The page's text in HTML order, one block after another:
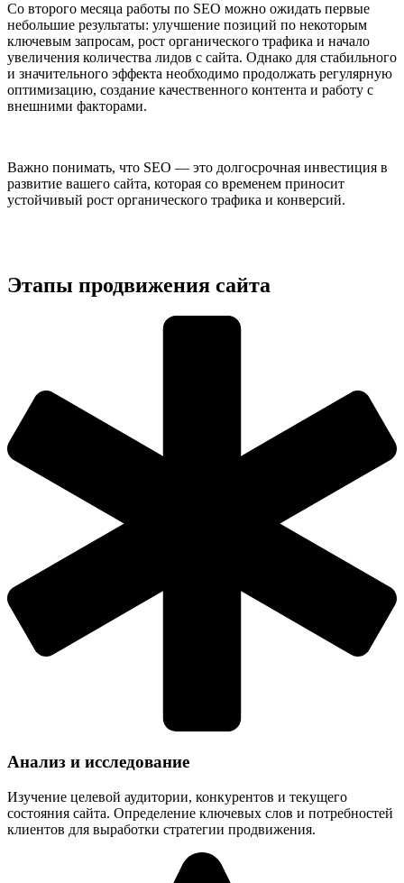
Со второго месяца работы по SEO можно ожидать первые
небольшие результаты: улучшение позиций по некоторым
ключевым запросам, рост органического трафика и начало
увеличения количества лидов с сайта. Однако для стабильного
и значительного эффекта необходимо продолжать регулярную
оптимизацию, создание качественного контента и работу с
внешними факторами.
Важно понимать, что SEO — это долгосрочная инвестиция в
развитие вашего сайта, которая со временем приносит
устойчивый рост органического трафика и конверсий.
Этапы продвижения сайта
Анализ и исследование
Изучение целевой аудитории, конкурентов и текущего
состояния сайта. Определение ключевых слов и потребностей
клиентов для выработки стратегии продвижения.